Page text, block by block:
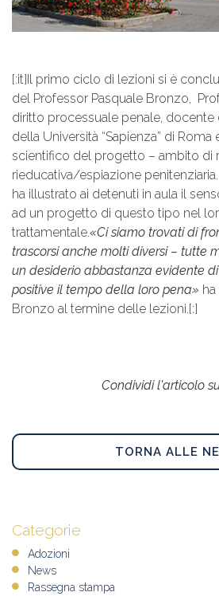
[:it]Il primo ciclo di lezioni si è
del Professor Pasquale Bronzo,
diritto processuale penale, docente
della Università “Sapienza” di Roma
scientifico del progetto – ambito di
rieducativa/espiazione
ha illustrato ai detenuti in aula il
ad un progetto di questo tipo nel
trattamentale.«Ci siamo trovati di
trascorsi anche molti diversi – tutte
un desiderio abbastanza evidente
positive il tempo della loro pena»
Bronzo al termine delle lezioni.[:]
Condividi l'articolo
TORNA ALLE
Categorie
Adozioni
News
Rassegna stampa